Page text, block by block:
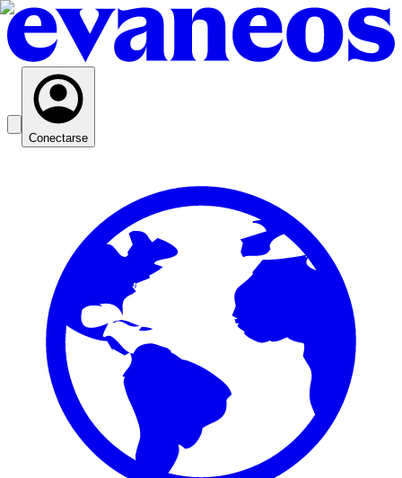
Conectarse